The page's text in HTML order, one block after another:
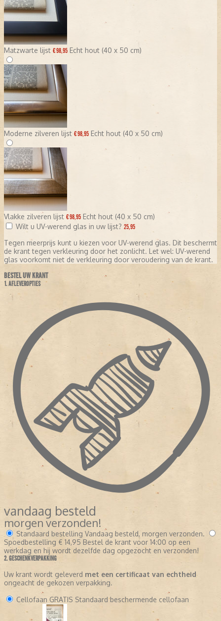
Matzwarte lijst € 98,95 Echt hout (40 x 50 cm)
Moderne zilveren lijst € 98,95 Echt hout (40 x 50 cm)
Vlakke zilveren lijst € 98,95 Echt hout (40 x 50 cm)
Wilt u UV-werend glas in uw lijst? 25,95
Tegen meerprijs kunt u kiezen voor UV-werend glas. Dit beschermt
de krant tegen verkleuring door het zonlicht. Let wel: UV-werend
glas voorkomt niet de verkleuring door veroudering van de krant.
BESTEL UW KRANT
1. AFLEVEROPTIES
vandaag besteld
morgen verzonden!
Standaard bestelling Vandaag besteld, morgen verzonden.
Spoedbestelling € 14,95 Bestel de krant voor 14:00 op een
werkdag en hij wordt dezelfde dag opgezocht en verzonden!
2. GESCHENKVERPAKKING
Uw krant wordt geleverd met een certificaat van echtheid
ongeacht de gekozen verpakking.
Cellofaan GRATIS Standaard beschermende cellofaan